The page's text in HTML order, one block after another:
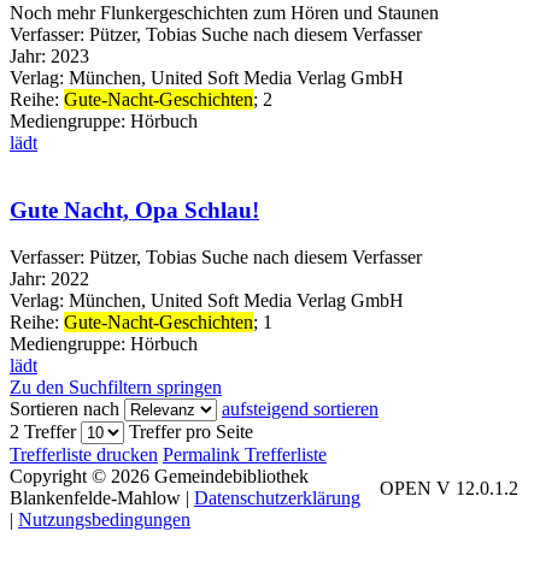
Noch mehr Flunkergeschichten zum Hören und Staunen
Verfasser: Pützer, Tobias Suche nach diesem Verfasser
Jahr: 2023
Verlag: München, United Soft Media Verlag GmbH
Reihe: Gute-Nacht-Geschichten; 2
Mediengruppe: Hörbuch
lädt
Gute Nacht, Opa Schlau!
Verfasser: Pützer, Tobias Suche nach diesem Verfasser
Jahr: 2022
Verlag: München, United Soft Media Verlag GmbH
Reihe: Gute-Nacht-Geschichten; 1
Mediengruppe: Hörbuch
lädt
Zu den Suchfiltern springen
Sortieren nach
aufsteigend sortieren
2 Treffer
Treffer pro Seite
Trefferliste drucken Permalink Trefferliste
OPEN V 12.0.1.2
Copyright © 2026 Gemeindebibliothek
Blankenfelde-Mahlow | Datenschutzerklärung
| Nutzungsbedingungen